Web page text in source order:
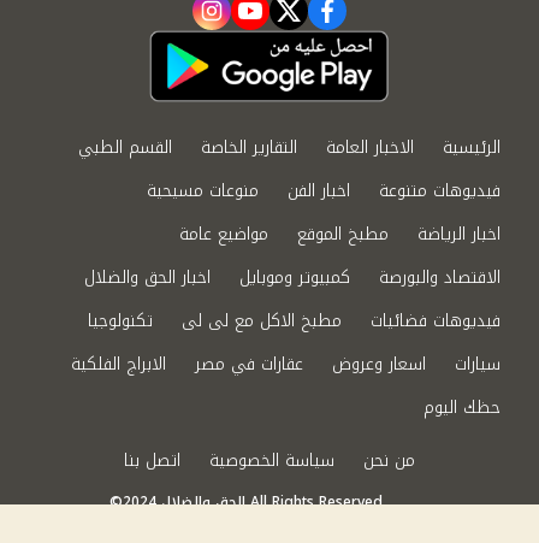
facebook
twitter
youtube
instagram
الرئيسية الاخبار العامة التقارير الخاصة
القسم الطبي
فيديوهات متنوعة
اخبار الفن
منوعات مسيحية
اخبار الرياضة
مطبخ الموقع
مواضيع عامة
الاقتصاد والبورصة
كمبيوتر وموبايل
اخبار الحق والضلال
فيديوهات فضائيات
مطبخ الاكل مع لى لى
تكنولوجيا
سيارات
اسعار وعروض عقارات في مصر
الابراج الفلكية
حظك اليوم
من نحن
سياسة الخصوصية اتصل بنا
©2024 الحق والضلال All Rights Reserved.